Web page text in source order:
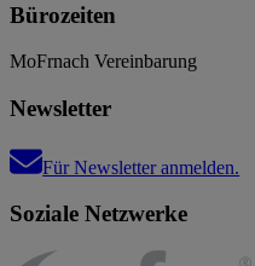
Bürozeiten
MoFrnach Vereinbarung
Newsletter
Für Newsletter anmelden.
Soziale Netzwerke